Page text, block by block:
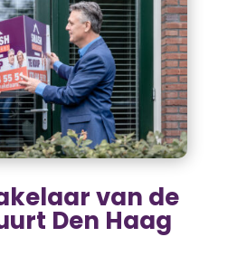
van de
Den Haag